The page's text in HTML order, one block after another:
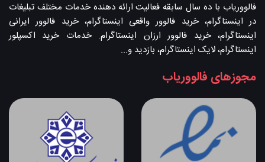
فالووریاب با ده سال سابقه فعالیت ارائه دهنده خدمات مختلف تبلیغات
در اینستاگرام، خرید فالوور واقعی اینستاگرام، خرید فالوور ایرانی
اینستاگرام، خرید فالوور ارزان اینستاگرام. خدمات خرید اکسپلور
اینستاگرام، لایک اینستاگرام، بازدید و...
مجوزهای فالووریاب